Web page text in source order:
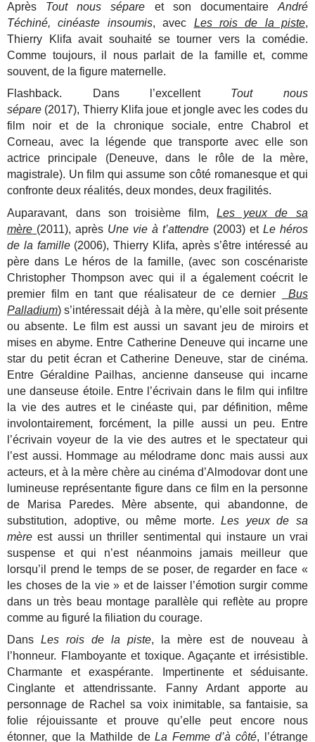
Après Tout nous sépare et son documentaire André
Téchiné, cinéaste insoumis, avec Les rois de la piste,
Thierry Klifa avait souhaité se tourner vers la comédie.
Comme toujours, il nous parlait de la famille et, comme
souvent, de la figure maternelle.
Flashback. Dans l’excellent Tout nous
sépare (2017), Thierry Klifa joue et jongle avec les codes du
film noir et de la chronique sociale, entre Chabrol et
Corneau, avec la légende que transporte avec elle son
actrice principale (Deneuve, dans le rôle de la mère,
magistrale). Un film qui assume son côté romanesque et qui
confronte deux réalités, deux mondes, deux fragilités.
Auparavant, dans son troisième film,Les yeux de sa
mère (2011), après Une vie à t’attendre (2003) et Le héros
de la famille(2006), Thierry Klifa, après s’être intéressé au
père dans Le héros de la famille, (avec son coscénariste
Christopher Thompson avec qui il a également coécrit le
premier film en tant que réalisateur de ce dernier
Bus
Palladium) s’intéressait déjà à la mère, qu’elle soit présente
ou absente. Le film est aussi un savant jeu de miroirs et
mises en abyme. Entre Catherine Deneuve qui incarne une
star du petit écran et Catherine Deneuve, star de cinéma.
Entre Géraldine Pailhas, ancienne danseuse qui incarne
une danseuse étoile. Entre l’écrivain dans le film qui infiltre
la vie des autres et le cinéaste qui, par définition, même
involontairement, forcément, la pille aussi un peu. Entre
l’écrivain voyeur de la vie des autres et le spectateur qui
l’est aussi. Hommage au mélodrame donc mais aussi aux
acteurs, et à la mère chère au cinéma d’Almodovar dont une
lumineuse représentante figure dans ce film en la personne
de Marisa Paredes. Mère absente, qui abandonne, de
substitution, adoptive, ou même morte.Les yeux de sa
mère est aussi un thriller sentimental qui instaure un vrai
suspense et qui n’est néanmoins jamais meilleur que
lorsqu’il prend le temps de se poser, de regarder en face «
les choses de la vie » et de laisser l’émotion surgir comme
dans un très beau montage parallèle qui reflète au propre
comme au figuré la filiation du courage.
DansLes rois de la piste, la mère est de nouveau à
l’honneur. Flamboyante et toxique. Agaçante et irrésistible.
Charmante et exaspérante. Impertinente et séduisante.
Cinglante et attendrissante. Fanny Ardant apporte au
personnage de Rachel sa voix inimitable, sa fantaisie, sa
folie réjouissante et prouve qu’elle peut encore nous
étonner, que la Mathilde deLa Femme d’à côté, l’étrange